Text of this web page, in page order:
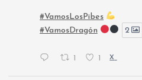
#VamosLosPibes
#VamosDragón
2
X